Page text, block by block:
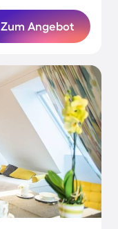
Zum Angebot